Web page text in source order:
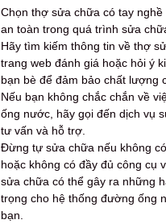
Chọn thợ sửa chữa có tay nghề
an toàn trong quá trình sửa
Hãy tìm kiếm thông tin về thợ
trang web đánh giá hoặc hỏi ý
bạn bè để đảm bảo chất lượng
Nếu bạn không chắc chắn về
ống nước, hãy gọi đến dịch vụ
tư vấn và hỗ trợ.
Đừng tự sửa chữa nếu không
hoặc không có đầy đủ công cụ
sửa chữa có thể gây ra những
trọng cho hệ thống đường ống
bạn.